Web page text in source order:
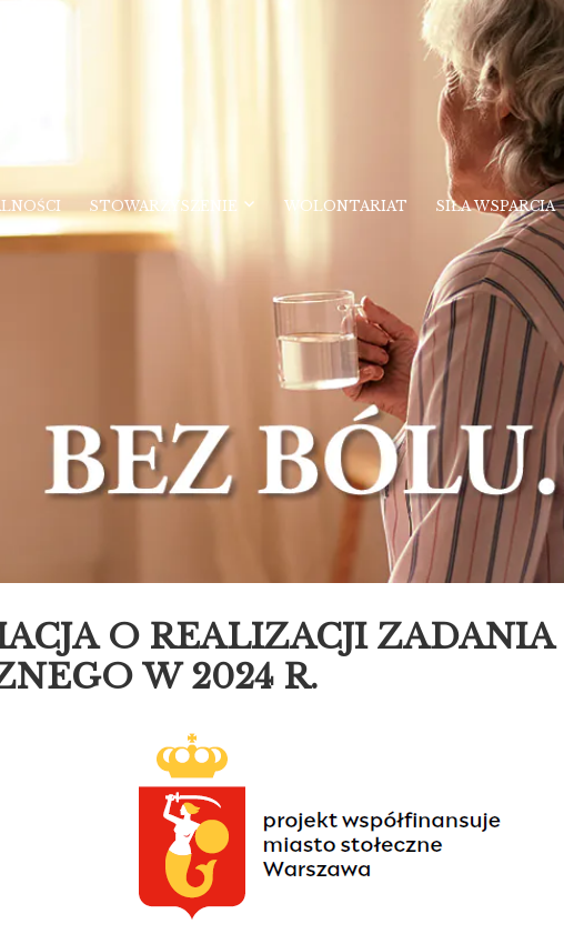
STOWARZYSZENIE WOLONTARIAT SIŁA WSPARCIA
O REALIZACJI ZADANIA
W 2024 R.